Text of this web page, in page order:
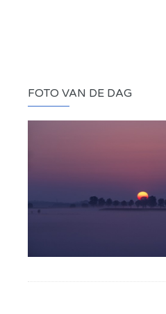
FOTO VAN DE DAG